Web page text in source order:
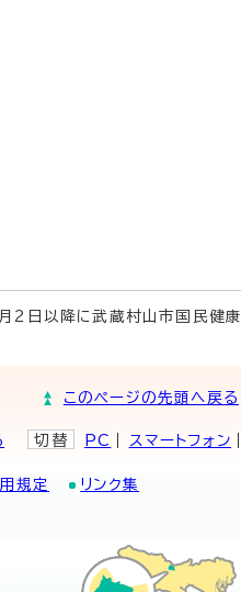
2日以降に武蔵村山市国民健康
このページの先頭へ戻る
切替 PC スマートフォン
規定 リンク集